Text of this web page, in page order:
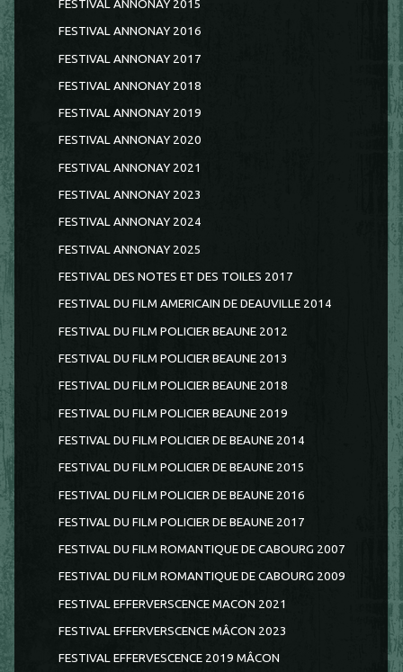
FESTIVAL ANNONAY 2015
FESTIVAL ANNONAY 2016
FESTIVAL ANNONAY 2017
FESTIVAL ANNONAY 2018
FESTIVAL ANNONAY 2019
FESTIVAL ANNONAY 2020
FESTIVAL ANNONAY 2021
FESTIVAL ANNONAY 2023
FESTIVAL ANNONAY 2024
FESTIVAL ANNONAY 2025
FESTIVAL DES NOTES ET DES TOILES 2017
FESTIVAL DU FILM AMERICAIN DE DEAUVILLE 2014
FESTIVAL DU FILM POLICIER BEAUNE 2012
FESTIVAL DU FILM POLICIER BEAUNE 2013
FESTIVAL DU FILM POLICIER BEAUNE 2018
FESTIVAL DU FILM POLICIER BEAUNE 2019
FESTIVAL DU FILM POLICIER DE BEAUNE 2014
FESTIVAL DU FILM POLICIER DE BEAUNE 2015
FESTIVAL DU FILM POLICIER DE BEAUNE 2016
FESTIVAL DU FILM POLICIER DE BEAUNE 2017
FESTIVAL DU FILM ROMANTIQUE DE CABOURG 2007
FESTIVAL DU FILM ROMANTIQUE DE CABOURG 2009
FESTIVAL EFFERVERSCENCE MACON 2021
FESTIVAL EFFERVERSCENCE MÂCON 2023
FESTIVAL EFFERVESCENCE 2019 MÂCON